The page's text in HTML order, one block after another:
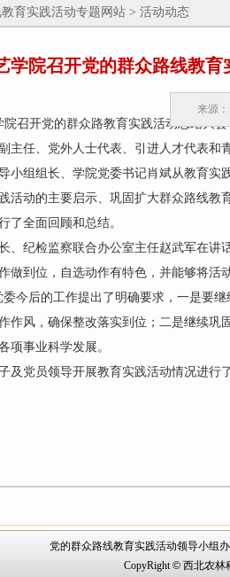
育实践活动专题网站 > 活动动态
学院召开党的群众路线教
来源
开党的群众路教育实践活动总结大会
主任、党外人士代表、引进人才代表和
组组长、学院党委书记肖斌从教育实
活动的主要启示、巩固扩大群众路线教
了全面回顾和总结。
纪检监察联合办公室主任赵武军在讲
做到位，自选动作有特色，并能够将活
委今后的工作提出了明确要求，一是要
作风，确保整改落实到位；二是继续巩
项事业科学发展。
党员领导开展教育实践活动情况进行
党的群众路线教育实践活动领导小组
CopyRight© 西北农林